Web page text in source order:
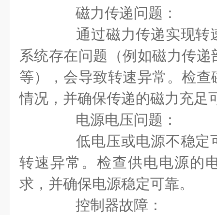
磁力传递问题：
通过磁力传递实现转
系统存在问题（例如磁力传
等），会导致转速异常。检
情况，并确保传递的磁力充足
电源电压问题：
低电压或电源不稳定
转速异常。检查供电电源的
求，并确保电源稳定可靠。
控制器故障：